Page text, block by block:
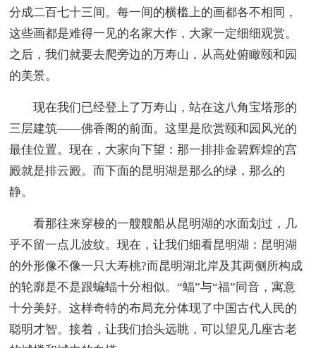
分成二百七十三间。每一间的横槛上的画都各不相同，
这些画都是难得一见的名家大作，大家一定细细观赏。
之后，我们就要去爬旁边的万寿山，从高处俯瞰颐和园
的美景。
现在我们已经登上了万寿山，站在这八角宝塔形的
三层建筑——佛香阁的前面。这里是欣赏颐和园风光的
最佳位置。现在，大家向下望：那一排排金碧辉煌的宫
殿就是排云殿。而下面的昆明湖是那么的绿，那么的
静。
看那往来穿梭的一艘艘船从昆明湖的水面划过，几
乎不留一点儿波纹。现在，让我们细看昆明湖：昆明湖
的外形像不像一只大寿桃?而昆明湖北岸及其两侧所构成
的轮廓是不是跟蝙蝠十分相似。“蝠”与“福”同音，寓意
十分美好。这样奇特的布局充分体现了中国古代人民的
聪明才智。接着，让我们抬头远眺，可以望见几座古老